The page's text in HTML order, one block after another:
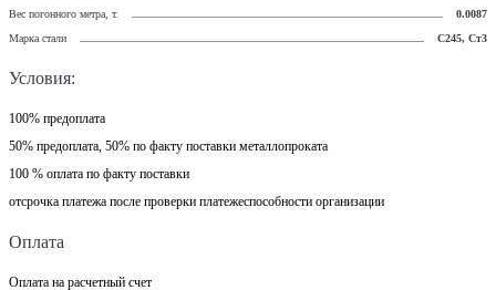
Вес погонного метра, т.
0.0087
Марка стали
С245, Ст3
Условия:
100% предоплата
50% предоплата, 50% по факту поставки металлопроката
100 % оплата по факту поставки
отсрочка платежа после проверки платежеспособности организации
Оплата
Оплата на расчетный счет